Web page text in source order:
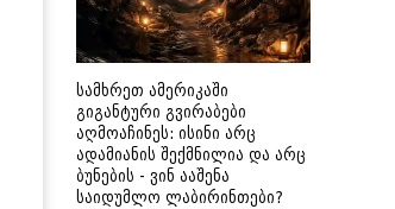
სამხრეთ ამერიკაში
გიგანტური გვირაბები
აღმოაჩინეს: ისინი არც
ადამიანის შექმნილია და არც
ბუნების - ვინ ააშენა
საიდუმლო ლაბირინთები?